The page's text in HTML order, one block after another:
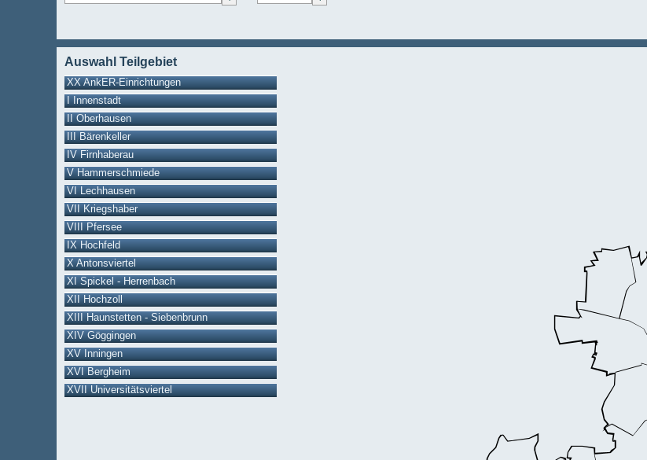
Auswahl Teilgebiet
XX AnkER-Einrichtungen
I Innenstadt
II Oberhausen
III Bärenkeller
IV Firnhaberau
V Hammerschmiede
VI Lechhausen
VII Kriegshaber
VIII Pfersee
IX Hochfeld
X Antonsviertel
XI Spickel - Herrenbach
XII Hochzoll
XIII Haunstetten - Siebenbrunn
XIV Göggingen
XV Inningen
XVI Bergheim
XVII Universitätsviertel